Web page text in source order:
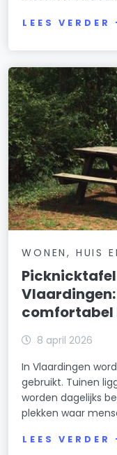
LEES VERDER
WONEN, HUIS
comfortabel
8 april 2026
In Vlaardingen
gebruikt. Tuinen
worden dagelijks
plekken waar
LEES VERDER